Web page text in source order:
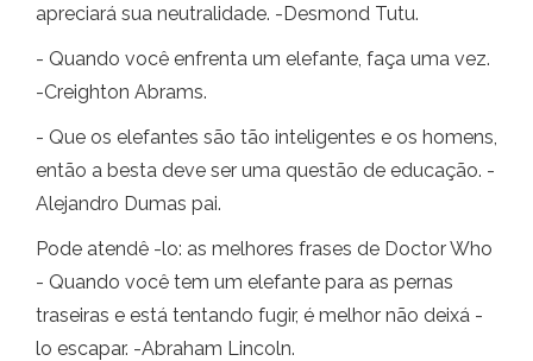
apreciará sua neutralidade. -Desmond Tutu.
- Quando você enfrenta um elefante, faça uma vez.
-Creighton Abrams.
- Que os elefantes são tão inteligentes e os homens,
então a besta deve ser uma questão de educação. -
Alejandro Dumas pai.
Pode atendê -lo: as melhores frases de Doctor Who
- Quando você tem um elefante para as pernas
traseiras e está tentando fugir, é melhor não deixá -
lo escapar. -Abraham Lincoln.